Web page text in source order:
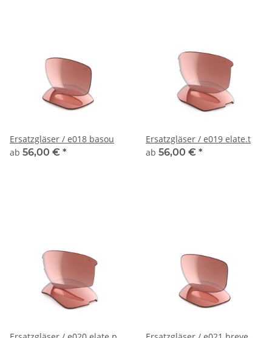
Ersatzgläser / e018 basou
ab 56,00 € *
Ersatzgläser / e019 elate.t
ab 56,00 € *